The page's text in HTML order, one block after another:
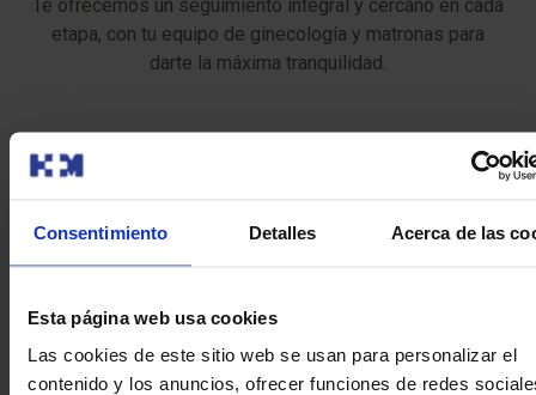
Consentimiento Detalles Acerca de las
Esta página web usa cookies
Las cookies de este sitio web se usan para personalizar el
contenido y los anuncios, ofrecer funciones de redes
Te ofrecemos un seguimiento integral y cercano en cada
etapa, con tu equipo de ginecología y matronas para
darte la máxima tranquilidad.
Tu equipo de confianza
Elige al equipo de matronas y ginecólogos que te
acompañará en el parto, garantizando una asistencia
exclusiva y de confianza.